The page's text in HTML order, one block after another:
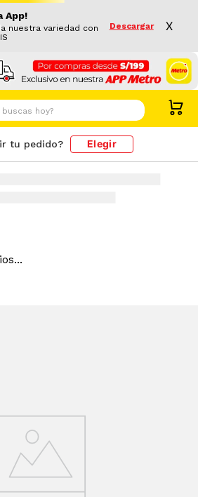
App!
nuestra variedad con
Descargar X
hoy?
tu pedido? Elegir